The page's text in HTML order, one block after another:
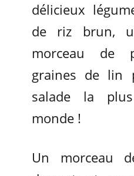
délicieux
de riz brun,
morceau de
graines de lin
salade la
monde !
Un morceau